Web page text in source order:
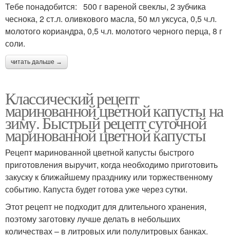
Тебе понадобится: 500 г вареной свеклы, 2 зубчика
чеснока, 2 ст.л. оливкового масла, 50 мл уксуса, 0,5 ч.л.
молотого кориандра, 0,5 ч.л. молотого черного перца, 8 г
соли.
читать дальше →
Классический рецепт
маринованной цветной капусты на
зиму. Быстрый рецепт суточной
маринованной цветной капусты
Рецепт маринованной цветной капусты быстрого
приготовления выручит, когда необходимо приготовить
закуску к ближайшему празднику или торжественному
событию. Капуста будет готова уже через сутки.
Этот рецепт не подходит для длительного хранения,
поэтому заготовку лучше делать в небольших
количествах – в литровых или полулитровых банках.